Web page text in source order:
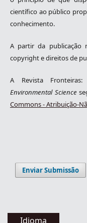
científico ao público
conhecimento.
A partir da publicação
copyright e direitos de
A Revista Fronteiras:
Environmental Science
Commons - Atribuição-
Enviar Submissão
Idioma